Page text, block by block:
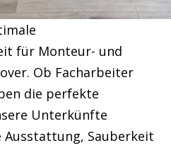
für Monteur- und
Ob Facharbeiter
die perfekte
Unterkünfte
Sauberkeit